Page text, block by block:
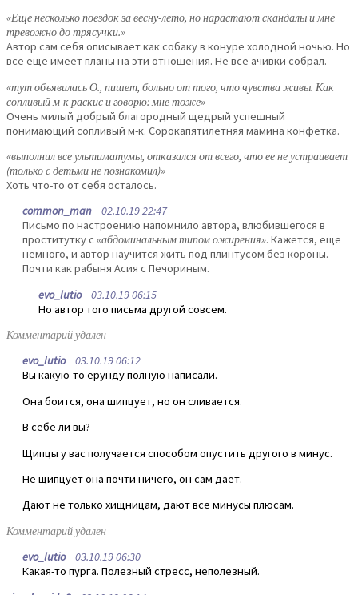
«Еще несколько поездок за весну-лето, но нарастают скандалы и мне
тревожно до трясучки.»
Автор сам себя описывает как собаку в конуре холодной ночью. Но
все еще имеет планы на эти отношения. Не все ачивки собрал.
«тут объявилась О., пишет, больно от того, что чувства живы. Как
сопливый м-к раскис и говорю: мне тоже»
Очень милый добрый благородный щедрый успешный
понимающий сопливый м-к. Сорокапятилетняя мамина конфетка.
«выполнил все ультиматумы, отказался от всего, что ее не устраивает
(только с детьми не познакомил)»
Хоть что-то от себя осталось.
common_man 02.10.19 22:47
Письмо по настроению напомнило автора, влюбившегося в
проститутку с «абдоминальным типом ожирения». Кажется, еще
немного, и автор научится жить под плинтусом без короны.
Почти как рабыня Асия с Печориным.
evo_lutio03.10.19 06:15
Но автор того письма другой совсем.
Комментарий удален
evo_lutio03.10.19 06:12
Вы какую-то ерунду полную написали.
Она боится, она шипцует, но он сливается.
В себе ли вы?
Щипцы у вас получается способом опустить другого в минус.
Не щипцует она почти ничего, он сам даёт.
Дают не только хищницам, дают все минусы плюсам.
Комментарий удален
evo_lutio03.10.19 06:30
Какая-то пурга. Полезный стресс, неполезный.